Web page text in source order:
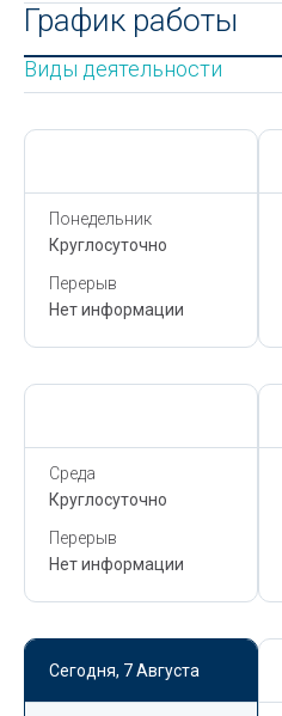
График работы
Виды деятельности
Понедельник
Круглосуточно
Перерыв
Нет информации
Среда
Круглосуточно
Перерыв
Нет информации
Сегодня, 7 Августа